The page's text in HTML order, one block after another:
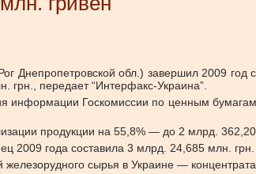
Днепропетровской обл.) завершил 2009
грн., передает “Интерфакс-Украина”.
информации Госкомиссии по ценным
продукции на 55,8% — до 2 млрд.
2009 года составила 3 млрд. 24,685 млн. грн.
сырья в Украине — концентрата